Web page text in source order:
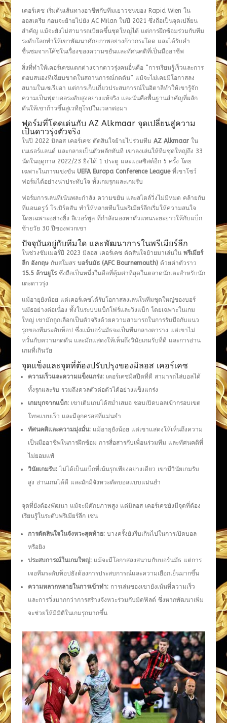
เคอร์เคซ เริ่มต้นเส้นทางอาชีพกับทีมเยาวชนของ Rapid Wien ใน
ออสเตรีย ก่อนจะย้ายไปยัง AC Milan ในปี 2021 ซึ่งถือเป็นจุดเปลี่ยน
สำคัญ แม้จะยังไม่สามารถเบียดขึ้นชุดใหญ่ได้ แต่การฝึกซ้อมร่วมกับทีม
ระดับโลกทำให้เขาพัฒนาศักยภาพอย่างก้าวกระโดด และได้รับคำ
ชื่นชมจากโค้ชในเรื่องของความขยันและทัศนคติที่เป็นมืออาชีพ
สิ่งที่ทำให้เคอร์เคซแตกต่างจากดาวรุ่งคนอื่นคือ “การเรียนรู้เร็วและการ
ตอบสนองที่เฉียบขาดในสถานการณ์กดดัน” แม้จะไม่เคยมีโอกาสลง
สนามในเซเรียอา แต่การเก็บเกี่ยวประสบการณ์ในอิตาลีทำให้เขารู้จัก
ความเป็นฟุตบอลระดับสูงอย่างแท้จริง และนั่นคือพื้นฐานสำคัญที่ผลัก
ดันให้เขาก้าวขึ้นสู่เวทียุโรปในเวลาต่อมา
ฟอร์มที่โดดเด่นกับ AZ Alkmaar จุดเปลี่ยนสู่ความ
เป็นดาวรุ่งตัวจริง
ในปี 2022 มิลอส เคอร์เคซ ตัดสินใจย้ายไปร่วมทีม AZ Alkmaarใน
เนเธอร์แลนด์ และกลายเป็นตัวหลักทันที เขาลงเล่นให้ทีมชุดใหญ่ถึง 33
นัดในฤดูกาล 2022/23 ยิงได้ 1 ประตู และแอสซิสต์อีก 5 ครั้ง โดย
เฉพาะในการแข่งขัน UEFA Europa Conference Leagueที่เขาโชว์
ฟอร์มได้อย่างน่าประทับใจ ทั้งเกมรุกและเกมรับ
ฟอร์มการเล่นที่เน้นพละกำลัง ความขยัน และสไตล์วิ่งไม่มีหมด คล้ายกับ
ที่แอนดรูว์ โรเบิร์ตสัน ทำให้หลายทีมในพรีเมียร์ลีกเริ่มให้ความสนใจ
โดยเฉพาะอย่างยิ่ง ลิเวอร์พูล ที่กำลังมองหาตัวแทนระยะยาวให้กับแบ็ก
ซ้ายวัย 30 ปีของพวกเขา
ปัจจุบันอยู่กับทีมใด และพัฒนาการในพรีเมียร์ลีก
ในช่วงซัมเมอร์ปี 2023 มิลอส เคอร์เคซ ตัดสินใจย้ายมาเล่นใน พรีเมียร์
ลีก อังกฤษกับสโมสร บอร์นมัธ (AFC Bournemouth)ด้วยค่าตัวราว
15.5 ล้านยูโรซึ่งถือเป็นหนึ่งในดีลที่คุ้มค่าที่สุดในตลาดนักเตะสำหรับนัก
เตะดาวรุ่ง
แม้อายุยังน้อย แต่เคอร์เคซได้รับโอกาสลงเล่นในทีมชุดใหญ่ของบอร์
นมัธอย่างต่อเนื่อง ทั้งในระบบแบ็กโฟร์และวิงแบ็ก โดยเฉพาะในเกม
ใหญ่ เขามักถูกเลือกเป็นตัวจริงด้วยความสามารถในการรับมือกับแนว
รุกของทีมระดับท็อป ซึ่งแม้บอร์นมัธจะเป็นทีมกลางตาราง แต่เขาไม่
หวั่นกับความกดดัน และมักแสดงให้เห็นถึงวินัยเกมรับที่ดี และการอ่าน
เกมที่เกินวัย
จุดแข็งและจุดที่ต้องปรับปรุงของมิลอส เคอร์เคซ
ความเร็วและความแข็งแกร่ง:เคอร์เคซมีสปีดที่ดี สามารถไล่บอลได้
ทั้งรุกและรับ รวมถึงดวลตัวต่อตัวได้อย่างแข็งแกร่ง
เกมบุกจากแบ็ก:เขาเติมเกมได้สม่ำเสมอ ชอบเปิดบอลเข้ากรอบเขต
โทษแบบเร็ว และมีลูกครอสที่แม่นยำ
ทัศนคติและความมุ่งมั่น:แม้อายุยังน้อย แต่เขาแสดงให้เห็นถึงความ
เป็นมืออาชีพในการฝึกซ้อม การสื่อสารกับเพื่อนร่วมทีม และทัศนคติที่
ไม่ยอมแพ้
วินัยเกมรับ:ไม่ได้เป็นแบ็กที่เน้นรุกเพียงอย่างเดียว เขามีวินัยเกมรับ
สูง อ่านเกมได้ดี และมักมีจังหวะตัดบอลแบบแม่นยำ
จุดที่ยังต้องพัฒนา แม้จะมีศักยภาพสูง แต่มิลอส เคอร์เคซยังมีจุดที่ต้อง
เรียนรู้ในระดับพรีเมียร์ลีก เช่น
การตัดสินใจในจังหวะสุดท้าย:บางครั้งยังรีบเกินไปในการเปิดบอล
หรือยิง
ประสบการณ์ในเกมใหญ่:แม้จะมีโอกาสลงสนามกับบอร์นมัธ แต่การ
เจอทีมระดับท็อปยังต้องการประสบการณ์และความเยือกเย็นมากขึ้น
ความหลากหลายในการเข้าทำ:การเล่นของเขายังเน้นที่ความเร็ว
และการวิ่งมากกว่าการสร้างจังหวะร่วมกับมิดฟิลด์ ซึ่งหากพัฒนาเพิ่ม
จะช่วยให้มีมิติในเกมรุกมากขึ้น